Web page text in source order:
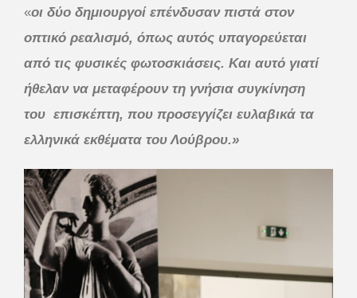
«οι δύο δημιουργοί επένδυσαν πιστά στον
οπτικό ρεαλισμό, όπως αυτός υπαγορεύεται
από τις φυσικές φωτοσκιάσεις. Και αυτό γιατί
ήθελαν να μεταφέρουν τη γνήσια συγκίνηση
του επισκέπτη, που προσεγγίζει ευλαβικά τα
ελληνικά εκθέματα του Λούβρου.»